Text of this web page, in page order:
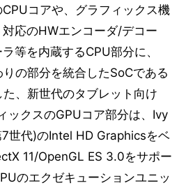
コアや、グラフィックス機
応のHWエンコーダ/デコー
等を内蔵するCPU部分に、
の部分を統合したSoCである
、新世代のタブレット向け
ックスのGPUコア部分は、Ivy
世代)のIntel HD Graphicsをベ
11/OpenGL ES 3.0をサポー
のエクゼキューションユニッ